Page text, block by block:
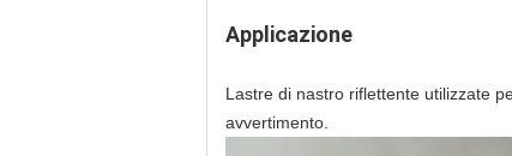
Applicazione
Lastre di nastro riflettente utilizzate
avvertimento.